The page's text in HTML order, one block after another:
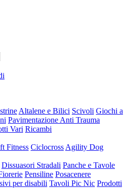
Altalene e Bilici Scivoli Giochi a
Pavimentazione Anti Trauma
Vari Ricambi
Fitness Ciclocross Agility Dog
Dissuasori Stradali Panche e Tavole
Pensiline Posacenere
per disabili Tavoli Pic Nic Prodotti